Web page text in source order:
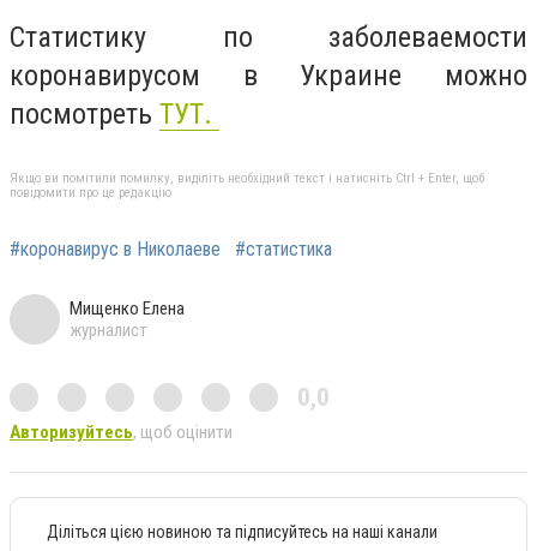
Статистику по заболеваемости
коронавирусом в Украине можно
посмотреть ТУТ.
Якщо ви помітили помилку, виділіть необхідний текст і натисніть Ctrl + Enter, щоб
повідомити про це редакцію
#коронавирус в Николаеве #статистика
Мищенко Елена
журналист
0,0
Авторизуйтесь, щоб оцінити
Діліться цією новиною та підписуйтесь на наші канали